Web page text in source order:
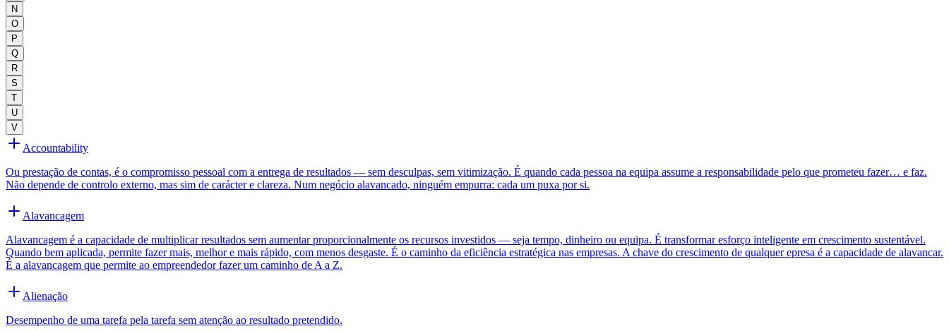
N
O
P
Q
R
S
T
U
V
Accountability
Ou prestação de contas, é o compromisso pessoal com a entrega de resultados — sem desculpas, sem vitimização. É quando cada pessoa na equipa assume a responsabilidade pelo que prometeu fazer… e faz.
Não depende de controlo externo, mas sim de carácter e clareza. Num negócio alavancado, ninguém empurra: cada um puxa por si.
Alavancagem
Alavancagem é a capacidade de multiplicar resultados sem aumentar proporcionalmente os recursos investidos — seja tempo, dinheiro ou equipa. É transformar esforço inteligente em crescimento sustentável.
Quando bem aplicada, permite fazer mais, melhor e mais rápido, com menos desgaste. É o caminho da eficiência estratégica nas empresas. A chave do crescimento de qualquer epresa é a capacidade de alavancar.
É a alavancagem que permite ao empreendedor fazer um caminho de A a Z.
Alienação
Desempenho de uma tarefa pela tarefa sem atenção ao resultado pretendido.